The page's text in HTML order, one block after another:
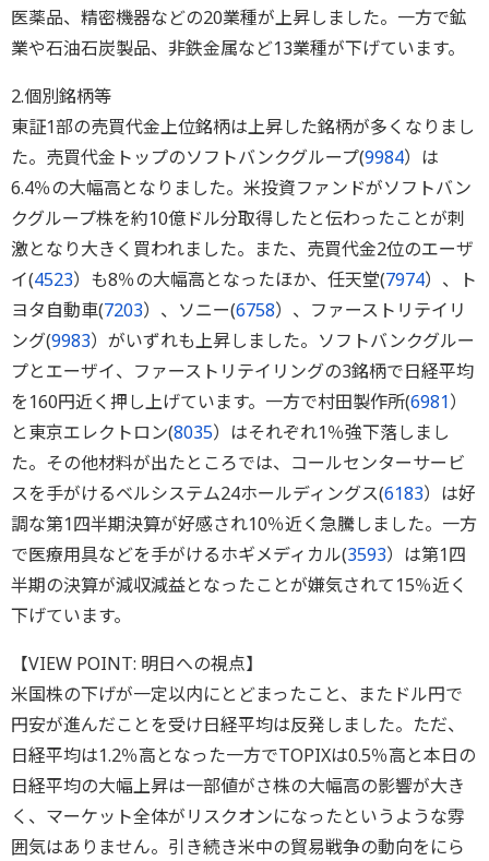
医薬品、精密機器などの20業種が上昇しました。一方で鉱
業や石油石炭製品、非鉄金属など13業種が下げています。
2.個別銘柄等
東証1部の売買代金上位銘柄は上昇した銘柄が多くなりまし
た。売買代金トップのソフトバンクグループ(9984）は
6.4％の大幅高となりました。米投資ファンドがソフトバン
クグループ株を約10億ドル分取得したと伝わったことが刺
激となり大きく買われました。また、売買代金2位のエーザ
イ(4523）も8％の大幅高となったほか、任天堂(7974）、ト
ヨタ自動車(7203）、ソニー(6758）、ファーストリテイリ
ング(9983）がいずれも上昇しました。ソフトバンクグルー
プとエーザイ、ファーストリテイリングの3銘柄で日経平均
を160円近く押し上げています。一方で村田製作所(6981）
と東京エレクトロン(8035）はそれぞれ1％強下落しまし
た。その他材料が出たところでは、コールセンターサービ
スを手がけるベルシステム24ホールディングス(6183）は好
調な第1四半期決算が好感され10％近く急騰しました。一方
で医療用具などを手がけるホギメディカル(3593）は第1四
半期の決算が減収減益となったことが嫌気されて15％近く
下げています。
【VIEW POINT: 明日への視点】
米国株の下げが一定以内にとどまったこと、またドル円で
円安が進んだことを受け日経平均は反発しました。ただ、
日経平均は1.2％高となった一方でTOPIXは0.5％高と本日の
日経平均の大幅上昇は一部値がさ株の大幅高の影響が大き
く、マーケット全体がリスクオンになったというような雰
囲気はありません。引き続き米中の貿易戦争の動向をにら